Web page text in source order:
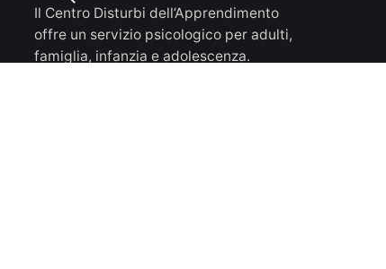
Il Centro Disturbi dell’Apprendimento
offre un servizio psicologico per adulti,
famiglia, infanzia e adolescenza.